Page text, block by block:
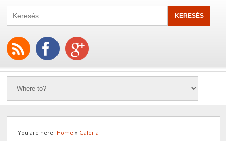
You are here: Home » Galéria